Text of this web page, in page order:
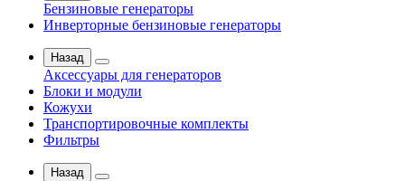
Бензиновые генераторы
Инверторные бензиновые генераторы
Назад
Аксессуары для генераторов
Блоки и модули
Кожухи
Транспортировочные комплекты
Фильтры
Назад